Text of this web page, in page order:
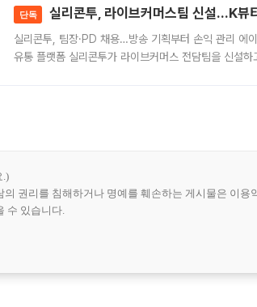
단독 실리콘투, 라이브커머스팀 신설…K뷰
실리콘투, 팀장·PD 채용…방송 기획부터 손익 관리 에
유통 플랫폼 실리콘투가 라이브커머스 전담팀을 신설